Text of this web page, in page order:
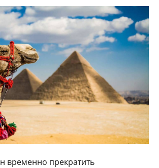
временно прекратить